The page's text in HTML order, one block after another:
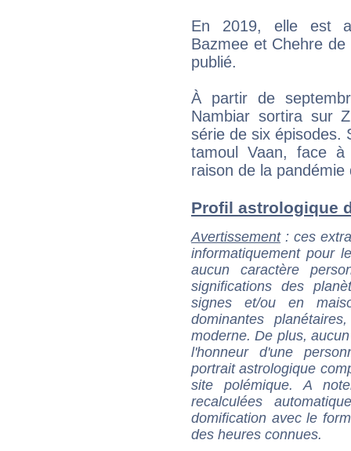
En 2019, elle est
Bazmee et Chehre
publié.
À partir de
Nambiar sortira sur
série de six épisodes.
tamoul Vaan, face
raison de la pandémie
Profil astrologique
Avertissement: ces
informatiquement pour
aucun caractère
significations des
signes et/ou en
dominantes
moderne. De plus,
l'honneur d'une
portrait astrologique
site polémique. A
recalculées
domification avec le
des heures connues.